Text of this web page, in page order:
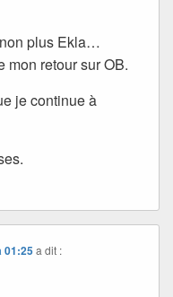
plus Ekla…
mon retour sur OB.
je continue à
01:25 a dit :